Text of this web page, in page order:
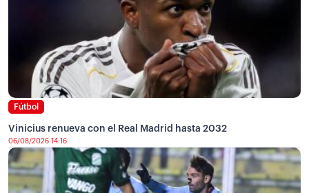
Fútbol
Vinicius renueva con el Real Madrid hasta 2032
06/08/2026 14:16